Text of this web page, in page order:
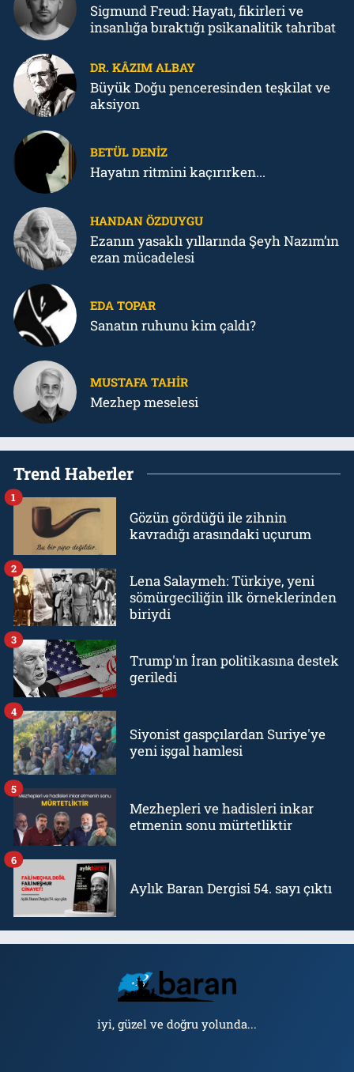
Sigmund Freud: Hayatı, fikirleri ve
insanlığa bıraktığı psikanalitik tahribat
DR. KÂZIM ALBAY
Büyük Doğu penceresinden teşkilat ve
aksiyon
BETÜL DENIZ
Hayatın ritmini kaçırırken...
HANDAN ÖZDUYGU
Ezanın yasaklı yıllarında Şeyh Nazım’ın
ezan mücadelesi
EDA TOPAR
Sanatın ruhunu kim çaldı?
MUSTAFA TAHIR
Mezhep meselesi
Trend Haberler
Gözün gördüğü ile zihnin
kavradığı arasındaki uçurum
1
Lena Salaymeh: Türkiye, yeni
sömürgeciliğin ilk örneklerinden
biriydi
2
Trump'ın İran politikasına destek
geriledi
3
Siyonist gaspçılardan Suriye'ye
yeni işgal hamlesi
4
Mezhepleri ve hadisleri inkar
etmenin sonu mürtetliktir
5
Aylık Baran Dergisi 54. sayı çıktı
6
iyi, güzel ve doğru yolunda...